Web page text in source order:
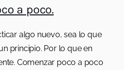
a poco.
algo nuevo, sea lo que
principio. Por lo que en
Comenzar poco a poco